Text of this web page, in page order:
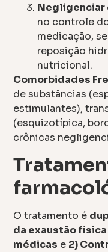
Negligenciar
no controle
medicação,
reposição
nutricional.
Comorbidades
de substâncias
estimulantes),
(esquizotípica,
crônicas
O tratamento é
da exaustão
médicas e 2)